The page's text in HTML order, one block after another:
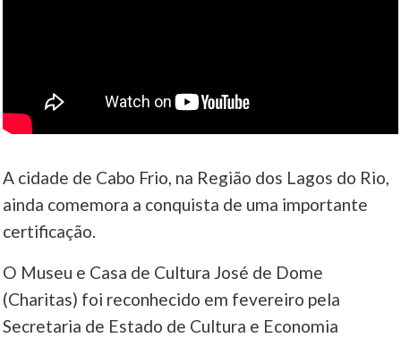
A cidade de Cabo Frio, na Região dos Lagos do Rio,
ainda comemora a conquista de uma importante
certificação.
O Museu e Casa de Cultura José de Dome
(Charitas) foi reconhecido em fevereiro pela
Secretaria de Estado de Cultura e Economia